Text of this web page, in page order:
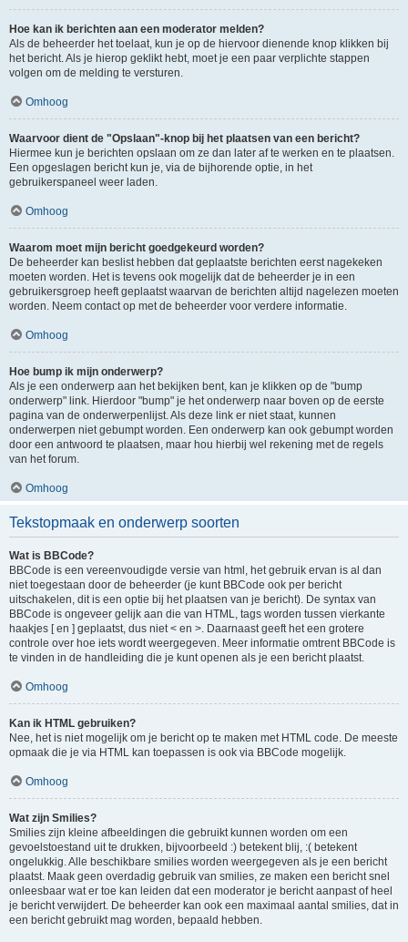
Hoe kan ik berichten aan een moderator melden?
Als de beheerder het toelaat, kun je op de hiervoor dienende knop klikken bij
het bericht. Als je hierop geklikt hebt, moet je een paar verplichte stappen
volgen om de melding te versturen.
Omhoog
Waarvoor dient de "Opslaan"-knop bij het plaatsen van een bericht?
Hiermee kun je berichten opslaan om ze dan later af te werken en te plaatsen.
Een opgeslagen bericht kun je, via de bijhorende optie, in het
gebruikerspaneel weer laden.
Omhoog
Waarom moet mijn bericht goedgekeurd worden?
De beheerder kan beslist hebben dat geplaatste berichten eerst nagekeken
moeten worden. Het is tevens ook mogelijk dat de beheerder je in een
gebruikersgroep heeft geplaatst waarvan de berichten altijd nagelezen moeten
worden. Neem contact op met de beheerder voor verdere informatie.
Omhoog
Hoe bump ik mijn onderwerp?
Als je een onderwerp aan het bekijken bent, kan je klikken op de "bump
onderwerp" link. Hierdoor "bump" je het onderwerp naar boven op de eerste
pagina van de onderwerpenlijst. Als deze link er niet staat, kunnen
onderwerpen niet gebumpt worden. Een onderwerp kan ook gebumpt worden
door een antwoord te plaatsen, maar hou hierbij wel rekening met de regels
van het forum.
Omhoog
Tekstopmaak en onderwerp soorten
Wat is BBCode?
BBCode is een vereenvoudigde versie van html, het gebruik ervan is al dan
niet toegestaan door de beheerder (je kunt BBCode ook per bericht
uitschakelen, dit is een optie bij het plaatsen van je bericht). De syntax van
BBCode is ongeveer gelijk aan die van HTML, tags worden tussen vierkante
haakjes [ en ] geplaatst, dus niet < en >. Daarnaast geeft het een grotere
controle over hoe iets wordt weergegeven. Meer informatie omtrent BBCode is
te vinden in de handleiding die je kunt openen als je een bericht plaatst.
Omhoog
Kan ik HTML gebruiken?
Nee, het is niet mogelijk om je bericht op te maken met HTML code. De meeste
opmaak die je via HTML kan toepassen is ook via BBCode mogelijk.
Omhoog
Wat zijn Smilies?
Smilies zijn kleine afbeeldingen die gebruikt kunnen worden om een
gevoelstoestand uit te drukken, bijvoorbeeld :) betekent blij, :( betekent
ongelukkig. Alle beschikbare smilies worden weergegeven als je een bericht
plaatst. Maak geen overdadig gebruik van smilies, ze maken een bericht snel
onleesbaar wat er toe kan leiden dat een moderator je bericht aanpast of heel
je bericht verwijdert. De beheerder kan ook een maximaal aantal smilies, dat in
een bericht gebruikt mag worden, bepaald hebben.